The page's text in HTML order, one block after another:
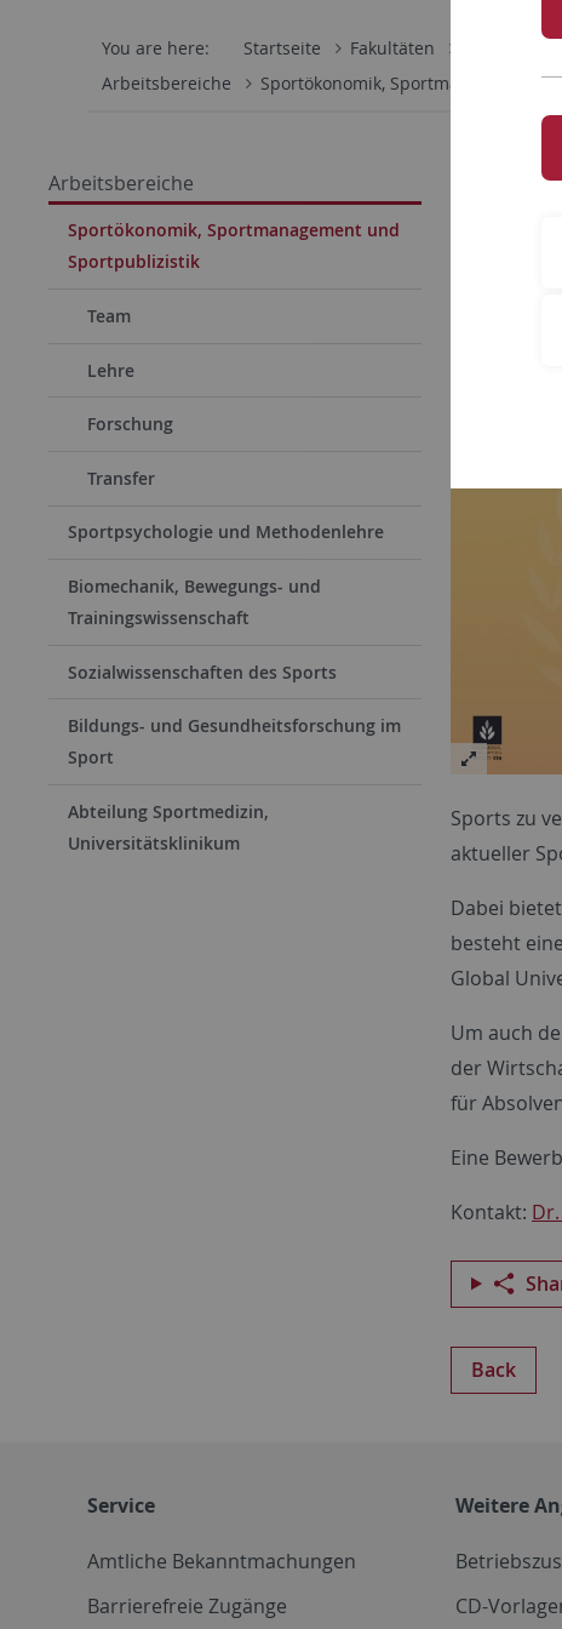
You are here: Startseite Fakultäten
Arbeitsbereiche
Sportökonomik, Sportmanagement
Arbeitsbereiche
Sportökonomik, Sportmanagement und
Sportpublizistik
Team
Lehre
Forschung
Transfer
Sportpsychologie und Methodenlehre
Biomechanik, Bewegungs- und
Trainingswissenschaft
Sozialwissenschaften des Sports
Bildungs- und Gesundheitsforschung im
Sport
Abteilung Sportmedizin,
Universitätsklinikum
09.04.2021
Der
Sports zu
aktueller
Dabei
besteht
Global
Um auch
der
für
Eine
Kontakt:
Back
Service
Amtliche Bekanntmachungen
Barrierefreie Zugänge
Weitere
CD-